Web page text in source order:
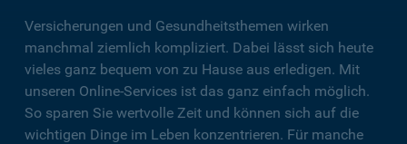
Versicherungen und Gesundheitsthemen wirken
manchmal ziemlich kompliziert. Dabei lässt sich heute
vieles ganz bequem von zu Hause aus erledigen. Mit
unseren Online-Services ist das ganz einfach möglich.
So sparen Sie wertvolle Zeit und können sich auf die
wichtigen Dinge im Leben konzentrieren. Für manche